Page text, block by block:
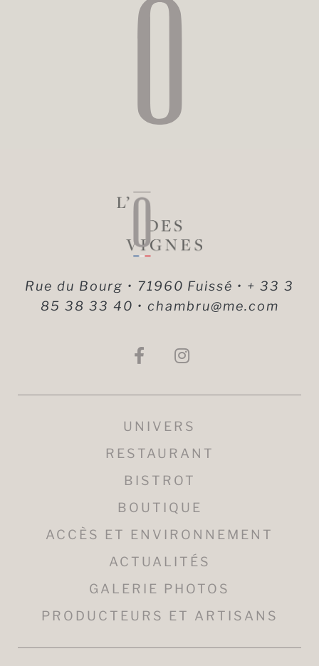
Rue du Bourg 71960 Fuissé
+ 33 3
85 38 33 40
chambru@me.com
UNIVERS
RESTAURANT
BISTROT
BOUTIQUE
ACCÈS ET ENVIRONNEMENT
ACTUALITÉS
GALERIE PHOTOS
PRODUCTEURS ET ARTISANS